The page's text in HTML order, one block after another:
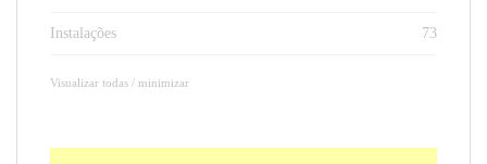
Instalações 73
Visualizar todas / minimizar